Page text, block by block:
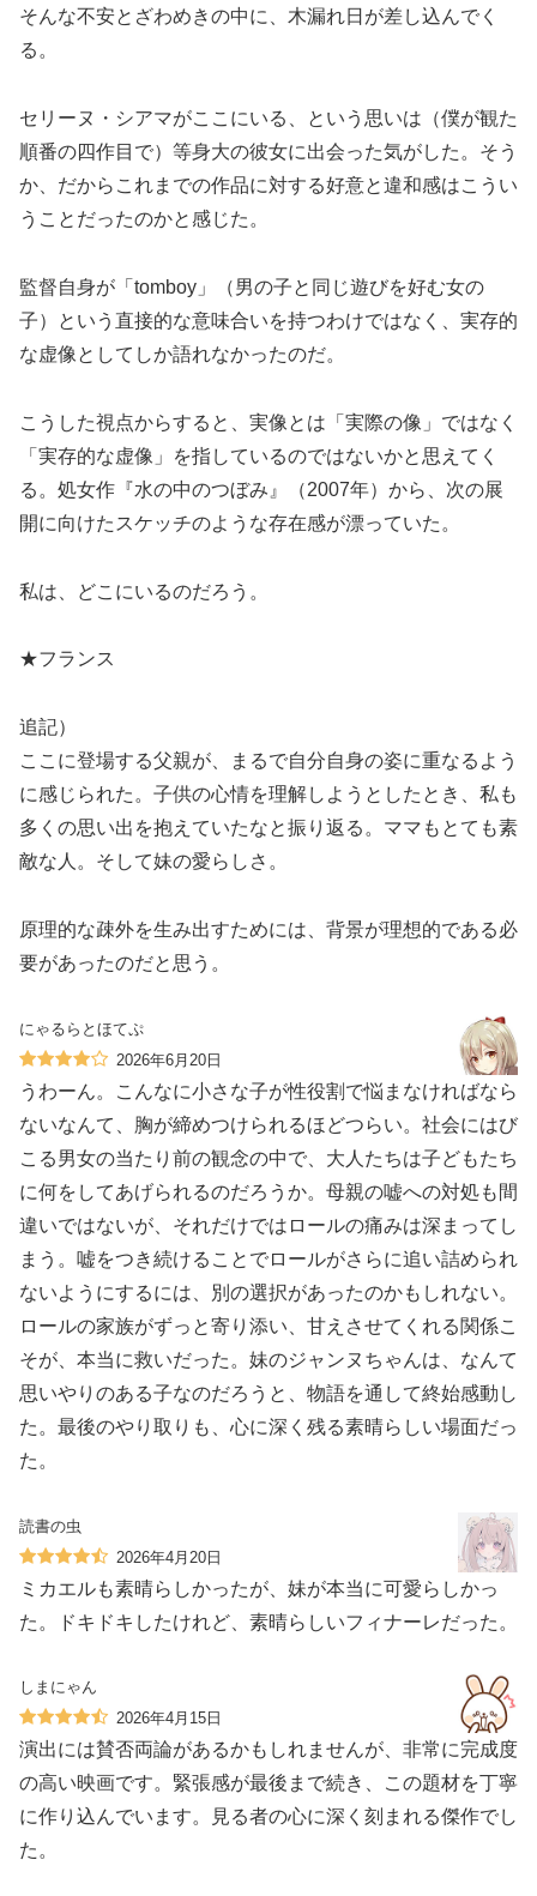
そんな不安とざわめきの中に、木漏れ日が差し込んでく
る。
セリーヌ・シアマがここにいる、という思いは（僕が観た
順番の四作目で）等身大の彼女に出会った気がした。そう
か、だからこれまでの作品に対する好意と違和感はこうい
うことだったのかと感じた。
監督自身が「tomboy」（男の子と同じ遊びを好む女の
子）という直接的な意味合いを持つわけではなく、実存的
な虚像としてしか語れなかったのだ。
こうした視点からすると、実像とは「実際の像」ではなく
「実存的な虚像」を指しているのではないかと思えてく
る。処女作『水の中のつぼみ』（2007年）から、次の展
開に向けたスケッチのような存在感が漂っていた。
私は、どこにいるのだろう。
★フランス
追記）
ここに登場する父親が、まるで自分自身の姿に重なるよう
に感じられた。子供の心情を理解しようとしたとき、私も
多くの思い出を抱えていたなと振り返る。ママもとても素
敵な人。そして妹の愛らしさ。
原理的な疎外を生み出すためには、背景が理想的である必
要があったのだと思う。
にゃるらとほてぷ
2026年6月20日
うわーん。こんなに小さな子が性役割で悩まなければなら
ないなんて、胸が締めつけられるほどつらい。社会にはび
こる男女の当たり前の観念の中で、大人たちは子どもたち
に何をしてあげられるのだろうか。母親の嘘への対処も間
違いではないが、それだけではロールの痛みは深まってし
まう。嘘をつき続けることでロールがさらに追い詰められ
ないようにするには、別の選択があったのかもしれない。
ロールの家族がずっと寄り添い、甘えさせてくれる関係こ
そが、本当に救いだった。妹のジャンヌちゃんは、なんて
思いやりのある子なのだろうと、物語を通して終始感動し
た。最後のやり取りも、心に深く残る素晴らしい場面だっ
た。
読書の虫
2026年4月20日
ミカエルも素晴らしかったが、妹が本当に可愛らしかっ
た。ドキドキしたけれど、素晴らしいフィナーレだった。
しまにゃん
2026年4月15日
演出には賛否両論があるかもしれませんが、非常に完成度
の高い映画です。緊張感が最後まで続き、この題材を丁寧
に作り込んでいます。見る者の心に深く刻まれる傑作でし
た。